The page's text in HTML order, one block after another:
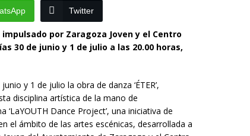
de robar en el interior de más de media docena de
Twitter
por Zaragoza Joven y el Centro
30 de junio y 1 de julio a las 20.00 horas,
y 1 de julio la obra de danza ‘ÉTER’,
disciplina artística de la mano de
Dance Project’, una iniciativa de
el ámbito de las artes escénicas, desarrollada a